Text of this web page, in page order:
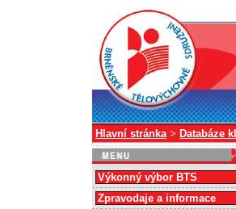
Hlavní stránka> Databáze
Výkonný výbor BTS
Zpravodaje a informace